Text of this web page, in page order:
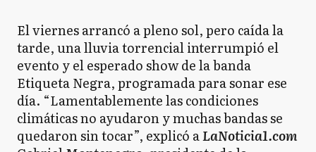
El viernes arrancó a pleno sol, pero caída la
tarde, una lluvia torrencial interrumpió el
evento y el esperado show de la banda
Etiqueta Negra, programada para sonar ese
día. “Lamentablemente las condiciones
climáticas no ayudaron y muchas bandas se
quedaron sin tocar”, explicó aLaNoticia1.com